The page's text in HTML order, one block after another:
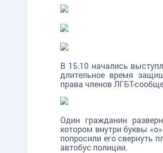
В 15.10 начались
длительное время
права членов ЛГБТ-
Один гражданин
котором внутри буквы
попросили его свернуть
автобус полиции.